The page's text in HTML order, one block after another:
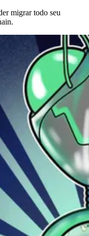
migrar todo seu